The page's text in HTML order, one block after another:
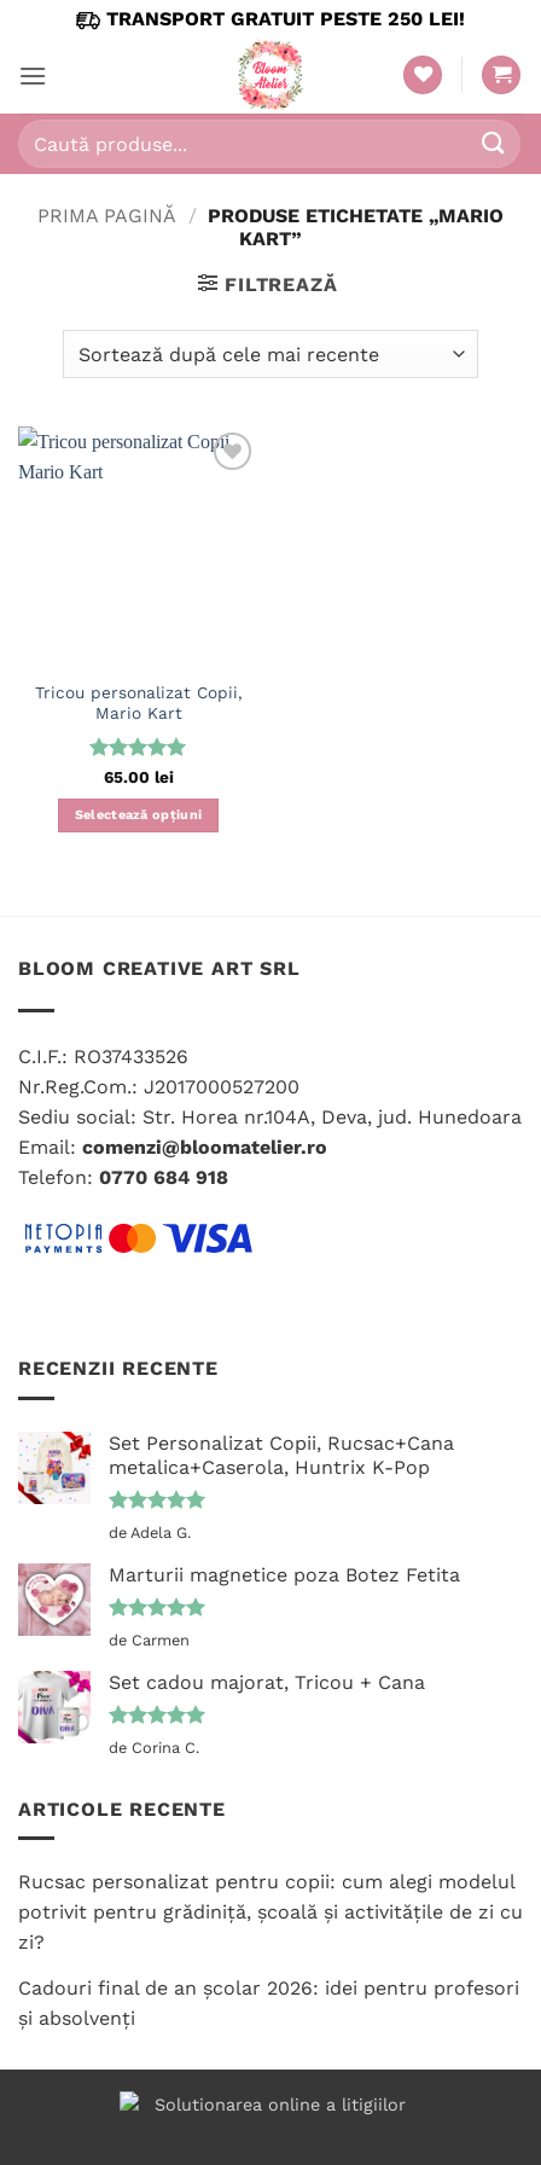
content
TRANSPORT GRATUIT PESTE 250 LEI!
Caută
după:
PRIMA PAGINĂ / PRODUSE ETICHETATE „MARIO
KART”
FILTREAZĂ
Tricou personalizat Copii,
Mario Kart
Evaluat la
5din 5
65.00 lei
Selectează opțiuni
variații.
fi
în
pagina
produsului.
BLOOM CREATIVE ART SRL
C.I.F.: RO37433526
Nr.Reg.Com.: J2017000527200
Sediu social: Str. Horea nr.104A, Deva, jud. Hunedoara
Email: comenzi@bloomatelier.ro
Telefon: 0770 684 918
RECENZII RECENTE
Set Personalizat Copii, Rucsac+Cana
metalica+Caserola, Huntrix K-Pop
Evaluat la
de Adela G.
Marturii magnetice poza Botez Fetita
Evaluat la
de Carmen
Set cadou majorat, Tricou + Cana
Evaluat la
de Corina C.
ARTICOLE RECENTE
Rucsac personalizat pentru copii: cum alegi modelul
potrivit pentru grădiniță, școală și activitățile de zi cu
zi?
Cadouri final de an școlar 2026: idei pentru profesori
și absolvenți